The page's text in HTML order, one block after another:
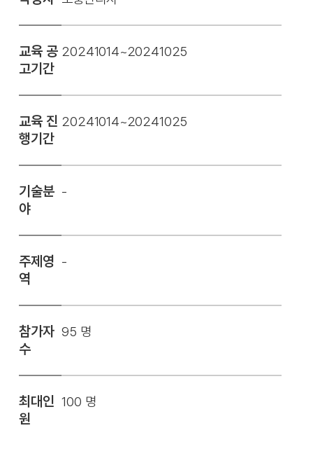
교육 공
고기간
20241014~20241025
교육 진
행기간
20241014~20241025
기술분
야
-
주제영
역
-
참가자
수
95 명
최대인
원
100 명